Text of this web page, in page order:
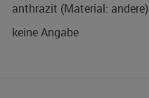
anthrazit (Material: andere)
keine Angabe